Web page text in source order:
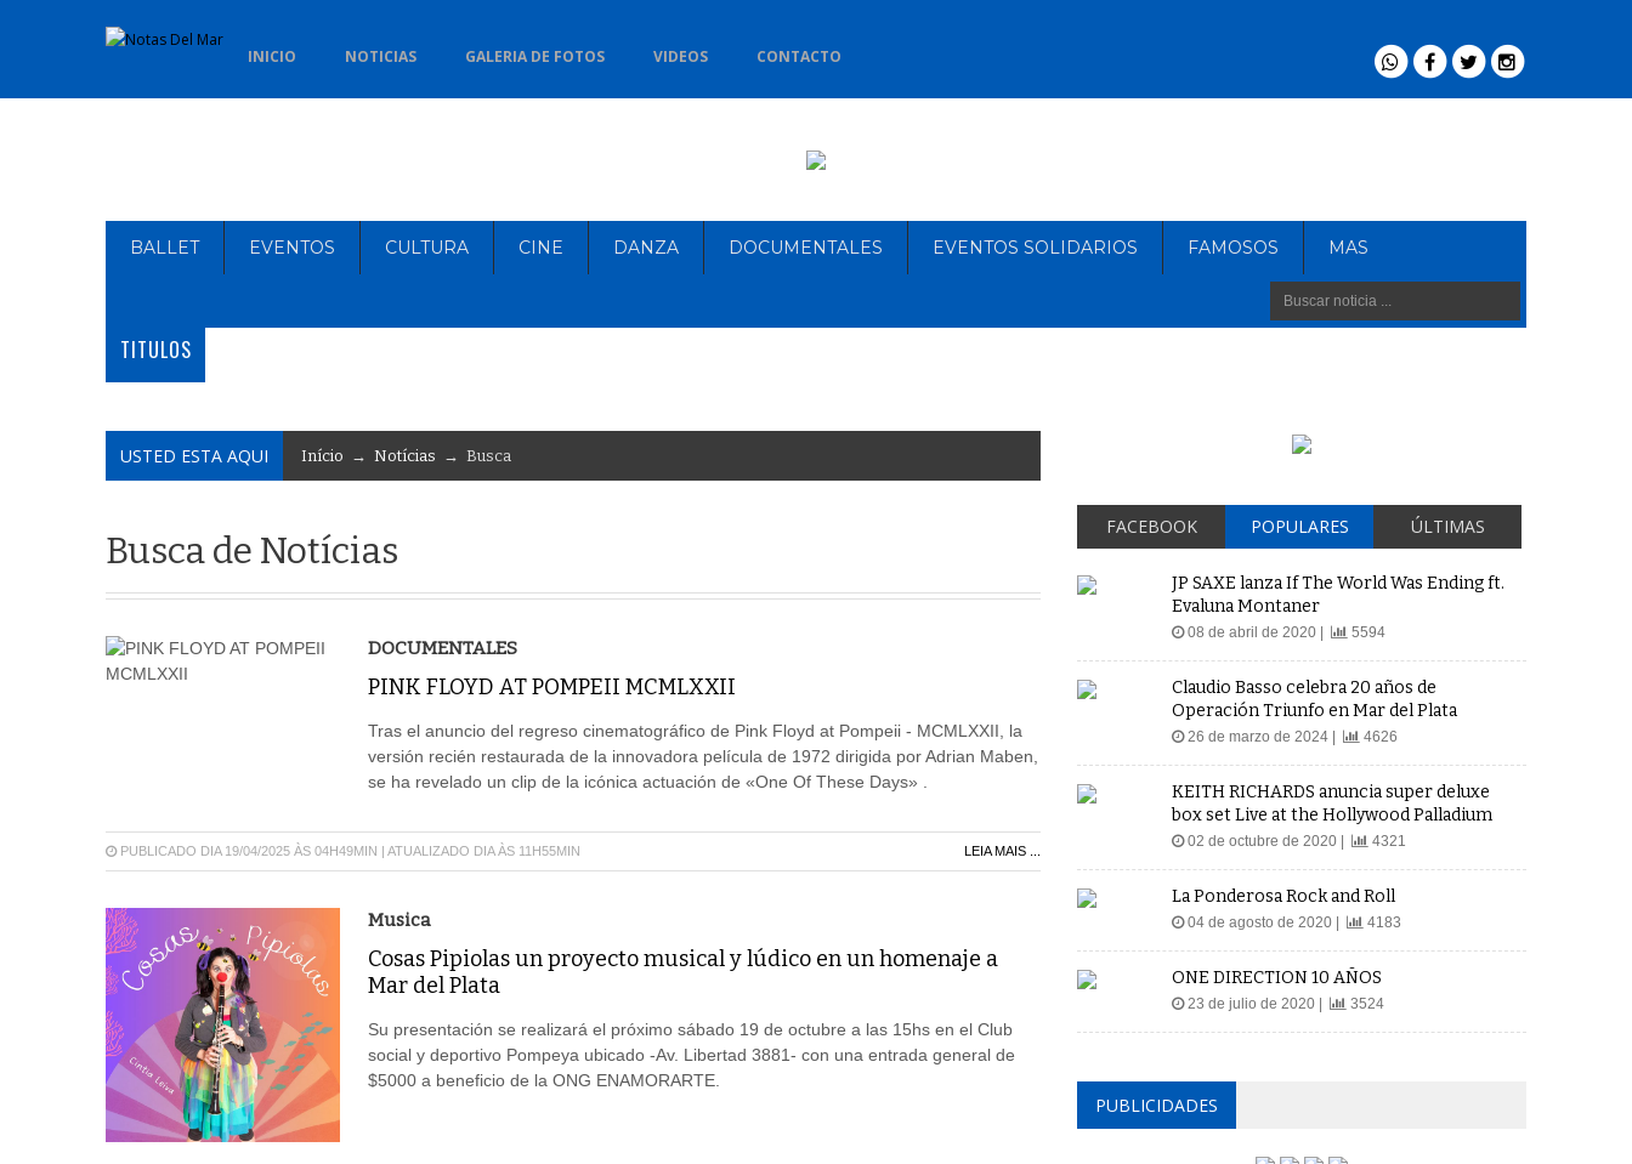
INICIO NOTICIAS GALERIA DE FOTOS VIDEOS CONTACTO
BALLET EVENTOS CULTURA CINE DANZA DOCUMENTALES EVENTOS SOLIDARIOS FAMOSOS MAS
TITULOS
USTED ESTA AQUI Início → Notícias → Busca
Busca de Notícias
DOCUMENTALES
PINK FLOYD AT POMPEII MCMLXXII
Tras el anuncio del regreso cinematográfico de Pink Floyd at Pompeii - MCMLXXII, la
versión recién restaurada de la innovadora película de 1972 dirigida por Adrian Maben,
se ha revelado un clip de la icónica actuación de «One Of These Days» .
PUBLICADO DIA 19/04/2025 ÀS 04H49MIN | ATUALIZADO DIA ÀS 11H55MIN LEIA MAIS ...
Musica
Cosas Pipiolas un proyecto musical y lúdico en un homenaje a
Mar del Plata
Su presentación se realizará el próximo sábado 19 de octubre a las 15hs en el Club
social y deportivo Pompeya ubicado -Av. Libertad 3881- con una entrada general de
$5000 a beneficio de la ONG ENAMORARTE.
FACEBOOK POPULARES ÚLTIMAS
JP SAXE lanza If The World Was Ending ft.
Evaluna Montaner
08 de abril de 2020 | 5594
Claudio Basso celebra 20 años de
Operación Triunfo en Mar del Plata
26 de marzo de 2024 | 4626
KEITH RICHARDS anuncia super deluxe
box set Live at the Hollywood Palladium
02 de octubre de 2020 | 4321
La Ponderosa Rock and Roll
04 de agosto de 2020 | 4183
ONE DIRECTION 10 AÑOS
23 de julio de 2020 | 3524
PUBLICIDADES